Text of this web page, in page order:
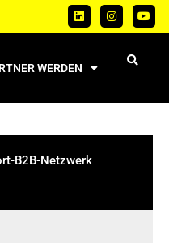
WERDEN
B2B-Netzwerk